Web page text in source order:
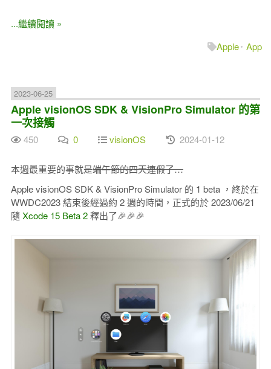
...繼續閱讀 »
Apple App
2023-06-25
Apple visionOS SDK & VisionPro Simulator 的第
一次接觸
450 0 visionOS 2024-01-12
本週最重要的事就是端午節的四天連假了…
Apple visionOS SDK & VisionPro Simulator 的 1 beta ，終於在
WWDC2023 結束後經過約 2 週的時間，正式的於 2023/06/21
隨Xcode 15 Beta 2釋出了🎉🎉🎉